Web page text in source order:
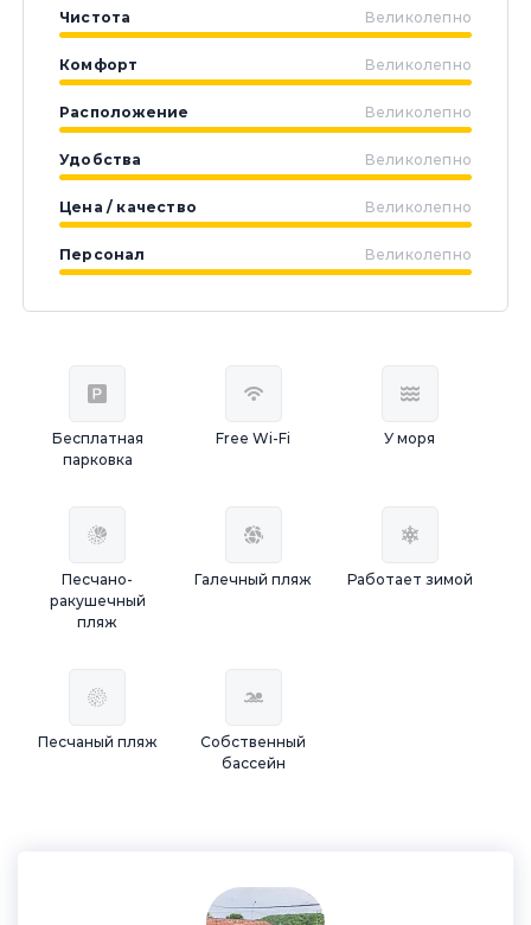
Чистота Великолепно
Комфорт Великолепно
Расположение Великолепно
Удобства Великолепно
Цена / качество Великолепно
Персонал Великолепно
Бесплатная
парковка
Free Wi-Fi У моря
Песчано-
ракушечный
пляж
Галечный пляж Работает зимой
Песчаный пляж
Собственный
бассейн